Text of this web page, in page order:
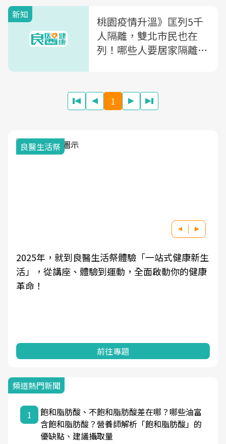
新知
桃園疫情升溫》匡列5千
人隔離，雙北市民也在
列！哪些人要居家隔離？
1
良醫生活祭
2025年，就到良醫生活祭體驗「一站式健康新生
活」，從講座、體驗到運動，全面啟動你的健康
革命！
前往專題
頻道熱門新聞
1
飽和脂肪酸、不飽和脂肪酸差在哪？哪些油富
含飽和脂肪酸？營養師解析「飽和脂肪酸」的
優缺點、建議攝取量